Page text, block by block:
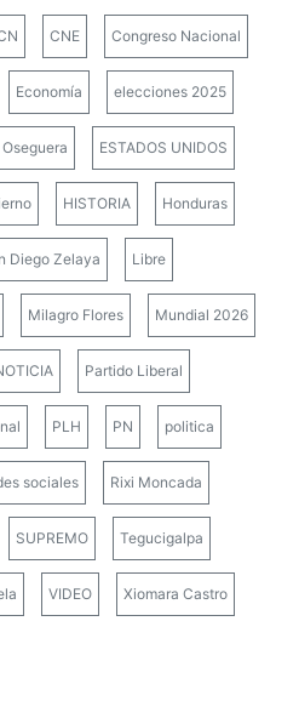
CNE Congreso Nacional
Economía elecciones 2025
Oseguera ESTADOS UNIDOS
HISTORIA Honduras
Diego Zelaya Libre
Milagro Flores Mundial 2026
Partido Liberal
PLH PN politica
sociales Rixi Moncada
SUPREMO Tegucigalpa
VIDEO Xiomara Castro